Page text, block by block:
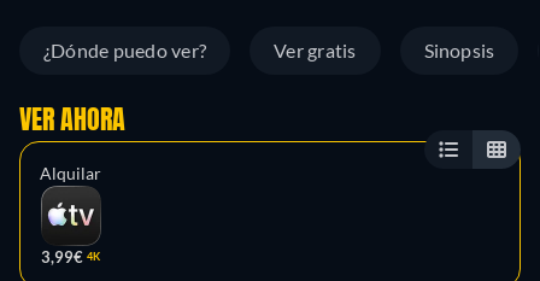
¿Dónde puedo ver? Ver gratis Sinopsis
VER AHORA
Alquilar
3,99€ 4K